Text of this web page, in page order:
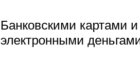
Банковскими картами и
электронными